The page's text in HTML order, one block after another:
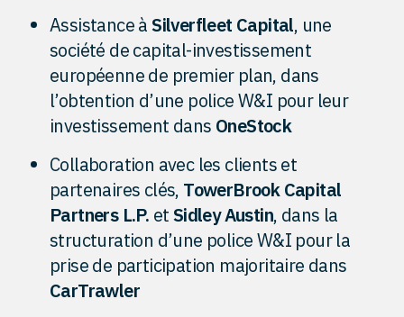
Assistance àSilverfleet Capital, une
société de capital-investissement
européenne de premier plan, dans
l’obtention d’une police W&I pour leur
investissement dans OneStock
Collaboration avec les clients et
partenaires clés, TowerBrook Capital
Partners L.P. etSidley Austin, dans la
structuration d’une police W&I pour la
prise de participation majoritaire dans
CarTrawler